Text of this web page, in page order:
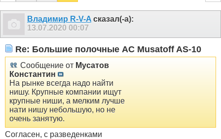
Владимир R-V-A сказал(-а):
13.07.2020 00:07
Re: Большие полочные АС Musatoff AS-10
Сообщение от Мусатов
Константин
На рынке всегда надо найти
нишу. Крупные компании ищут
крупные ниши, а мелким лучше
нати нишу небольшую, но не
очень занятую.
Согласен, с разведенками